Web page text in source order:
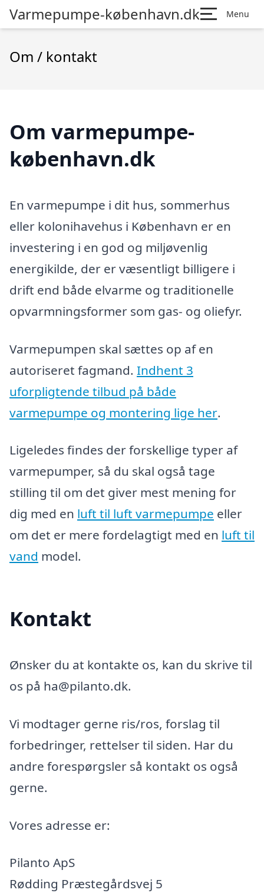
Varmepumpe-københavn.dk Menu
Om / kontakt
Om varmepumpe-
københavn.dk
En varmepumpe i dit hus, sommerhus
eller kolonihavehus i København er en
investering i en god og miljøvenlig
energikilde, der er væsentligt billigere i
drift end både elvarme og traditionelle
opvarmningsformer som gas- og oliefyr.
Varmepumpen skal sættes op af en
autoriseret fagmand. Indhent 3
uforpligtende tilbud på både
varmepumpe og montering lige her.
Ligeledes findes der forskellige typer af
varmepumper, så du skal også tage
stilling til om det giver mest mening for
dig med en luft til luft varmepumpe eller
om det er mere fordelagtigt med en luft til
vand model.
Kontakt
Ønsker du at kontakte os, kan du skrive til
os på ha@pilanto.dk.
Vi modtager gerne ris/ros, forslag til
forbedringer, rettelser til siden. Har du
andre forespørgsler så kontakt os også
gerne.
Vores adresse er:
Pilanto ApS
Rødding Præstegårdsvej 5